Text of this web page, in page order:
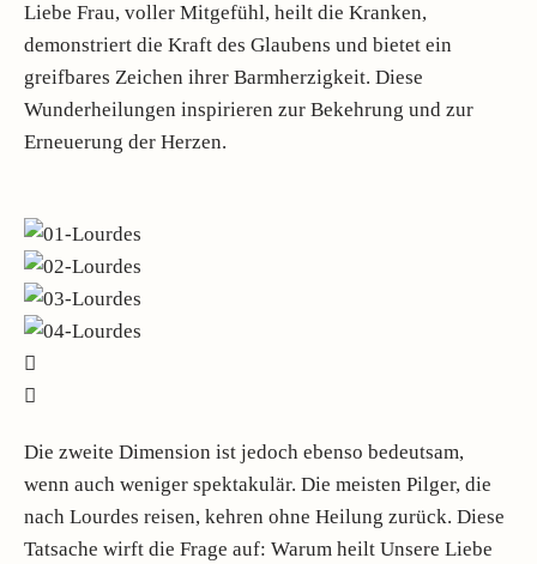
Liebe Frau, voller Mitgefühl, heilt die Kranken,
demonstriert die Kraft des Glaubens und bietet ein
greifbares Zeichen ihrer Barmherzigkeit. Diese
Wunderheilungen inspirieren zur Bekehrung und zur
Erneuerung der Herzen.
Die zweite Dimension ist jedoch ebenso bedeutsam,
wenn auch weniger spektakulär. Die meisten Pilger, die
nach Lourdes reisen, kehren ohne Heilung zurück. Diese
Tatsache wirft die Frage auf: Warum heilt Unsere Liebe